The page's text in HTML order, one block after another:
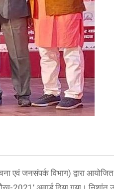
एवं जनसंपर्क विभाग) द्वारा